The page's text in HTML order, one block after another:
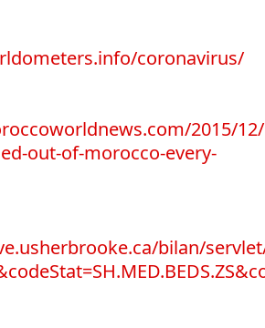
coronavirus/
2015/
out-of-morocco-every-
bilan/